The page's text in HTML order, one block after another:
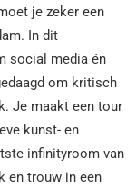
je zeker een
In dit
social media én
om kritisch
Je maakt een tour
kunst- en
infinityroom van
en trouw in een